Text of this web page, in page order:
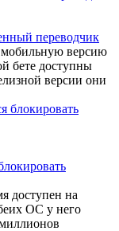
переводчик
версию
бете доступны
версии они
доступен на
ОС у него